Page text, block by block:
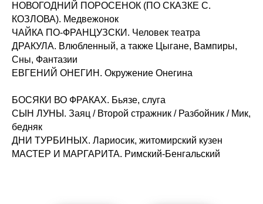
НОВОГОДНИЙ ПОРОСЕНОК (ПО СКАЗКЕ С.
КОЗЛОВА). Медвежонок
ЧАЙКА ПО-ФРАНЦУЗСКИ. Человек театра
ДРАКУЛА. Влюбленный, а также Цыгане, Вампиры,
Сны, Фантазии
ЕВГЕНИЙ ОНЕГИН. Окружение Онегина
БОСЯКИ ВО ФРАКАХ. Бьязе, слуга
СЫН ЛУНЫ. Заяц / Второй стражник / Разбойник / Мик,
бедняк
ДНИ ТУРБИНЫХ. Лариосик, житомирский кузен
МАСТЕР И МАРГАРИТА. Римский-Бенгальский